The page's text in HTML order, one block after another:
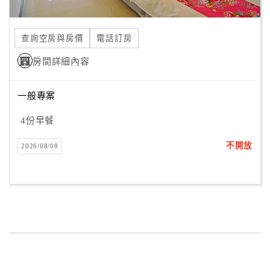
案
飯
店
作
廠
商
查詢空房與房價 電話訂房
房間詳細內容
一般專案
4份早餐
2026/08/08 不開放